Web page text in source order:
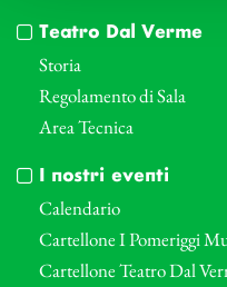
Teatro Dal Verme
Storia
Regolamento di Sala
Area Tecnica
I nostri eventi
Calendario
Cartellone I Pomeriggi
Cartellone Teatro Dal